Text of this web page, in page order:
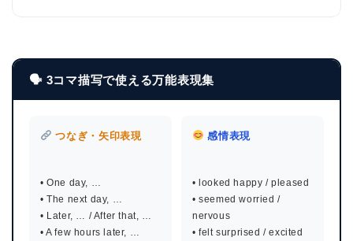
🗣 3コマ描写で使える万能表現集
つなぎ・矢印表現
• One day, …
• The next day, …
• Later, … / After that, …
• A few hours later, …
感情表現
• looked happy / pleased
• seemed worried /
nervous
• felt surprised / excited